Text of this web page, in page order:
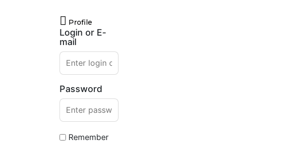
Profile
Login or E-
mail
Password
Remember